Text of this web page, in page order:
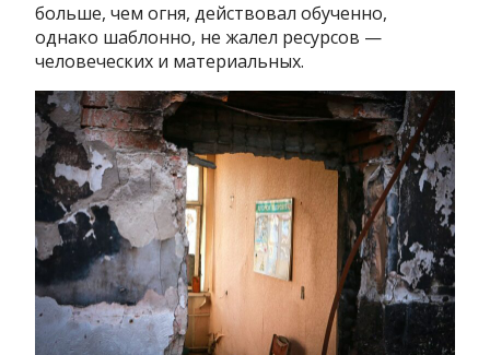
больше, чем огня, действовал обученно,
однако шаблонно, не жалел ресурсов —
человеческих и материальных.